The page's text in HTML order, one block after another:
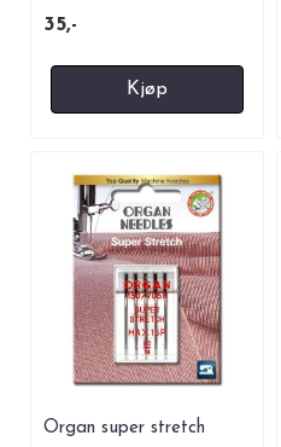
35,-
Kjøp
Organ super stretch